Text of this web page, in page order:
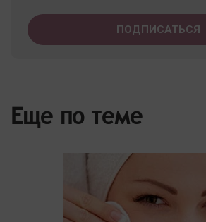
Еще по теме